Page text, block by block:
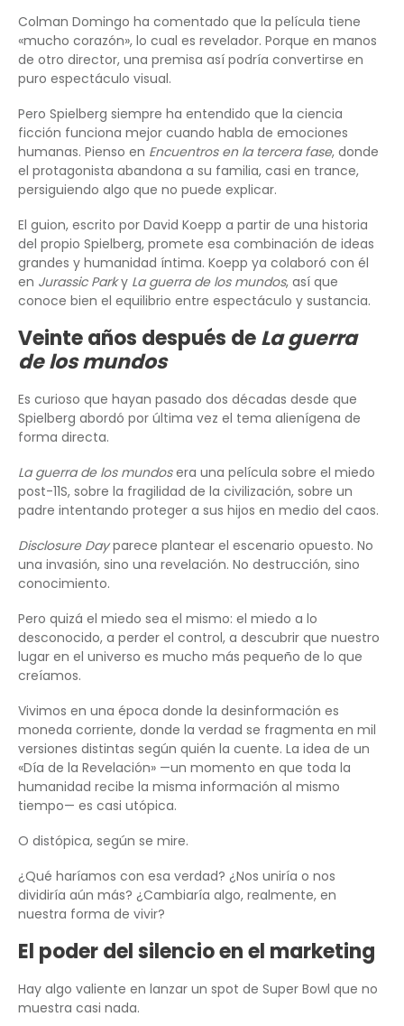
Colman Domingo ha comentado que la película tiene
«mucho corazón», lo cual es revelador. Porque en manos
de otro director, una premisa así podría convertirse en
puro espectáculo visual.
Pero Spielberg siempre ha entendido que la ciencia
ficción funciona mejor cuando habla de emociones
humanas. Pienso en Encuentros en la tercera fase, donde
el protagonista abandona a su familia, casi en trance,
persiguiendo algo que no puede explicar.
El guion, escrito por David Koepp a partir de una historia
del propio Spielberg, promete esa combinación de ideas
grandes y humanidad íntima. Koepp ya colaboró con él
en Jurassic Parky La guerra de los mundos, así que
conoce bien el equilibrio entre espectáculo y sustancia.
Veinte años después deLa guerra
de los mundos
Es curioso que hayan pasado dos décadas desde que
Spielberg abordó por última vez el tema alienígena de
forma directa.
La guerra de los mundosera una película sobre el miedo
post-11S, sobre la fragilidad de la civilización, sobre un
padre intentando proteger a sus hijos en medio del caos.
Disclosure Dayparece plantear el escenario opuesto. No
una invasión, sino una revelación. No destrucción, sino
conocimiento.
Pero quizá el miedo sea el mismo: el miedo a lo
desconocido, a perder el control, a descubrir que nuestro
lugar en el universo es mucho más pequeño de lo que
creíamos.
Vivimos en una época donde la desinformación es
moneda corriente, donde la verdad se fragmenta en mil
versiones distintas según quién la cuente. La idea de un
«Día de la Revelación» —un momento en que toda la
humanidad recibe la misma información al mismo
tiempo— es casi utópica.
O distópica, según se mire.
¿Qué haríamos con esa verdad? ¿Nos uniría o nos
dividiría aún más? ¿Cambiaría algo, realmente, en
nuestra forma de vivir?
El poder del silencio en el marketing
Hay algo valiente en lanzar un spot de Super Bowl que no
muestra casi nada.